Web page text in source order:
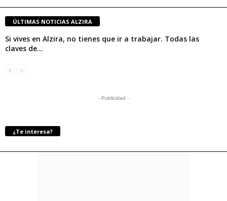
ÚLTIMAS NOTICIAS ALZIRA
Si vives en Alzira, no tienes que ir a trabajar. Todas las
claves de...
- Publicidad -
¿Te interesa?